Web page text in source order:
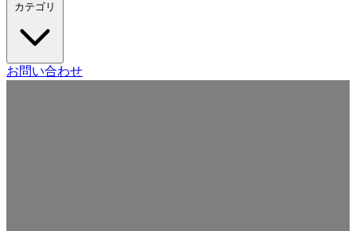
カテゴリ
Craft CMSMovable Type
お問い合わせ